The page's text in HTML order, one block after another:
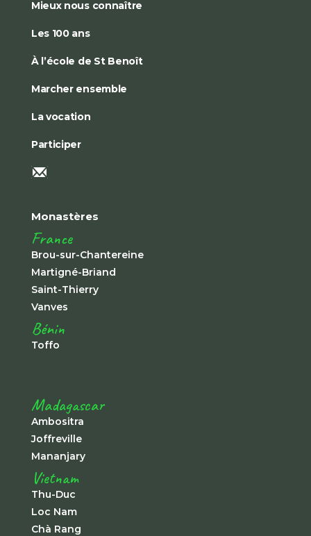
Mieux nous connaître
Les 100 ans
À l’école de St Benoît
Marcher ensemble
La vocation
Participer
Monastères
France
Brou-sur-Chantereine
Martigné-Briand
Saint-Thierry
Vanves
Bénin
Toffo
Madagascar
Ambositra
Joffreville
Mananjary
Vietnam
Thu-Duc
Loc Nam
Chà Rang